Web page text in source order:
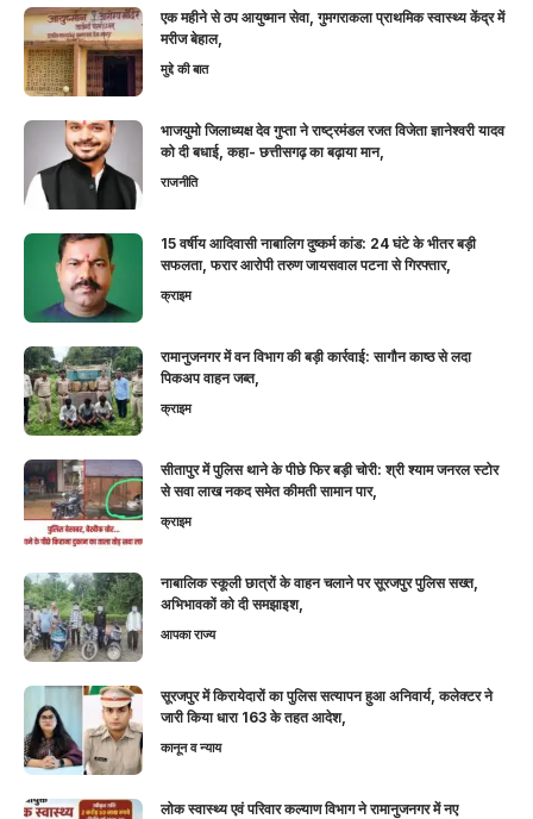
एक महीने से ठप आयुष्मान सेवा, गुमगराकला प्राथमिक स्वास्थ्य केंद्र में
मरीज बेहाल,
मुद्दे की बात
भाजयुमो जिलाध्यक्ष देव गुप्ता ने राष्ट्रमंडल रजत विजेता ज्ञानेश्वरी यादव
को दी बधाई, कहा- छत्तीसगढ़ का बढ़ाया मान,
राजनीति
15 वर्षीय आदिवासी नाबालिग दुष्कर्म कांड: 24 घंटे के भीतर बड़ी
सफलता, फरार आरोपी तरुण जायसवाल पटना से गिरफ्तार,
क्राइम
रामानुजनगर में वन विभाग की बड़ी कार्रवाई: सागौन काष्ठ से लदा
पिकअप वाहन जब्त,
क्राइम
सीतापुर में पुलिस थाने के पीछे फिर बड़ी चोरी: श्री श्याम जनरल स्टोर
से सवा लाख नकद समेत कीमती सामान पार,
क्राइम
नाबालिक स्कूली छात्रों के वाहन चलाने पर सूरजपुर पुलिस सख्त,
अभिभावकों को दी समझाइश,
आपका राज्य
सूरजपुर में किरायेदारों का पुलिस सत्यापन हुआ अनिवार्य, कलेक्टर ने
जारी किया धारा 163 के तहत आदेश,
कानून व न्याय
लोक स्वास्थ्य एवं परिवार कल्याण विभाग ने रामानुजनगर में नए